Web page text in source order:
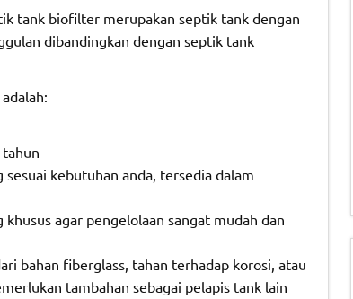
tank biofilter merupakan septik tank dengan
dibandingkan dengan septik tank
kebutuhan anda, tersedia dalam
agar pengelolaan sangat mudah dan
bahan fiberglass, tahan terhadap korosi, atau
tambahan sebagai pelapis tank lain